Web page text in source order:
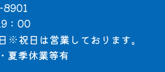
：00
※祝日は営業しております。
夏季休業等有